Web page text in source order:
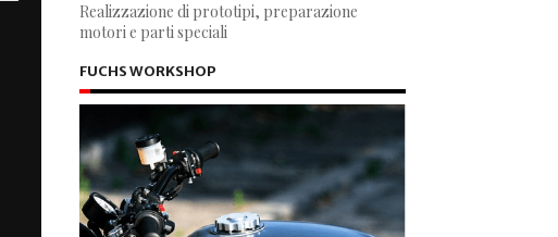
Realizzazione di prototipi, preparazione
motori e parti speciali
FUCHS WORKSHOP